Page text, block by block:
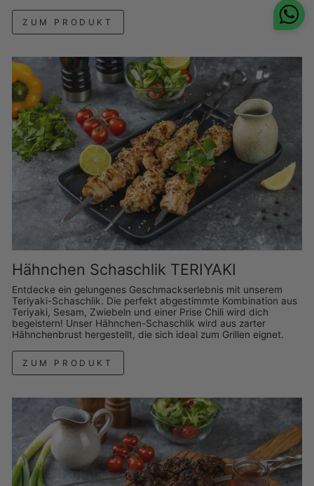
ZUM PRODUKT
Hähnchen Schaschlik TERIYAKI
Entdecke ein gelungenes Geschmackserlebnis mit unserem
Teriyaki-Schaschlik. Die perfekt abgestimmte Kombination aus
Teriyaki, Sesam, Zwiebeln und einer Prise Chili wird dich
begeistern! Unser Hähnchen-Schaschlik wird aus zarter
Hähnchenbrust hergestellt, die sich ideal zum Grillen eignet.
ZUM PRODUKT